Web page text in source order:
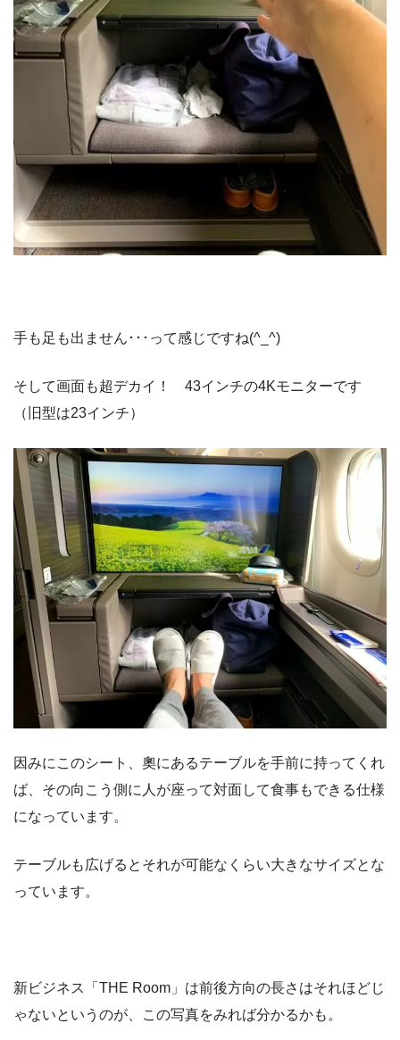
手も足も出ません･･･って感じですね(^_^)
そして画面も超デカイ！ 43インチの4Kモニターです
（旧型は23インチ）
因みにこのシート、奧にあるテーブルを手前に持ってくれ
ば、その向こう側に人が座って対面して食事もできる仕様
になっています。
テーブルも広げるとそれが可能なくらい大きなサイズとな
っています。
新ビジネス「THE Room」は前後方向の長さはそれほどじ
ゃないというのが、この写真をみれば分かるかも。